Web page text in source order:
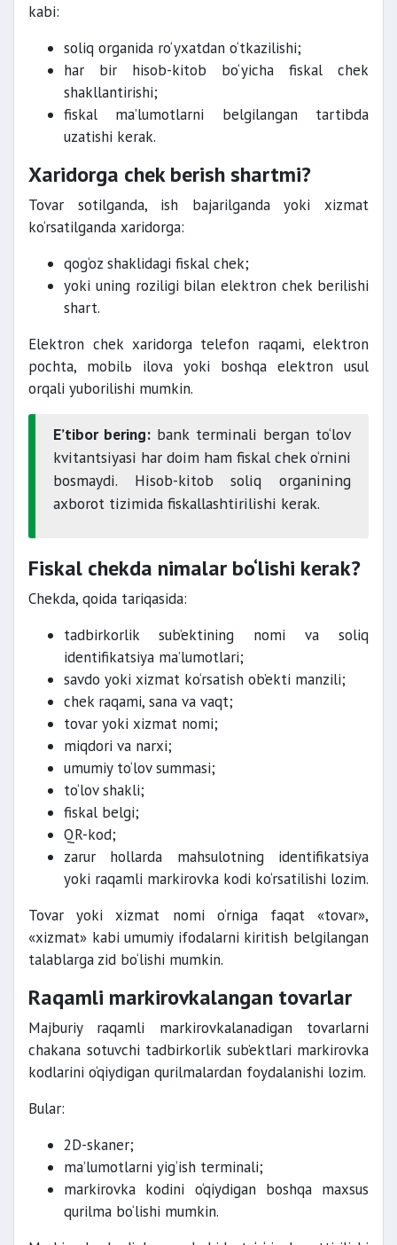
kabi:
soliq organida ro‘yxatdan o‘tkazilishi;
har bir hisob-kitob bo‘yicha fiskal chek
shakllantirishi;
fiskal ma’lumotlarni belgilangan tartibda
uzatishi kerak.
Xaridorga chek berish shartmi?
Tovar sotilganda, ish bajarilganda yoki xizmat
ko‘rsatilganda xaridorga:
qog‘oz shaklidagi fiskal chek;
yoki uning roziligi bilan elektron chek berilishi
shart.
Elektron chek xaridorga telefon raqami, elektron
pochta, mobilь ilova yoki boshqa elektron usul
orqali yuborilishi mumkin.
E’tibor bering: bank terminali bergan to‘lov
kvitantsiyasi har doim ham fiskal chek o‘rnini
bosmaydi. Hisob-kitob soliq organining
axborot tizimida fiskallashtirilishi kerak.
Fiskal chekda nimalar bo‘lishi kerak?
Chekda, qoida tariqasida:
tadbirkorlik sub’ektining nomi va soliq
identifikatsiya ma’lumotlari;
savdo yoki xizmat ko‘rsatish ob’ekti manzili;
chek raqami, sana va vaqt;
tovar yoki xizmat nomi;
miqdori va narxi;
umumiy to‘lov summasi;
to‘lov shakli;
fiskal belgi;
QR-kod;
zarur hollarda mahsulotning identifikatsiya
yoki raqamli markirovka kodi ko‘rsatilishi lozim.
Tovar yoki xizmat nomi o‘rniga faqat «tovar»,
«xizmat» kabi umumiy ifodalarni kiritish belgilangan
talablarga zid bo‘lishi mumkin.
Raqamli markirovkalangan tovarlar
Majburiy raqamli markirovkalanadigan tovarlarni
chakana sotuvchi tadbirkorlik sub’ektlari markirovka
kodlarini o‘qiydigan qurilmalardan foydalanishi lozim.
Bular:
2D-skaner;
ma’lumotlarni yig‘ish terminali;
markirovka kodini o‘qiydigan boshqa maxsus
qurilma bo‘lishi mumkin.